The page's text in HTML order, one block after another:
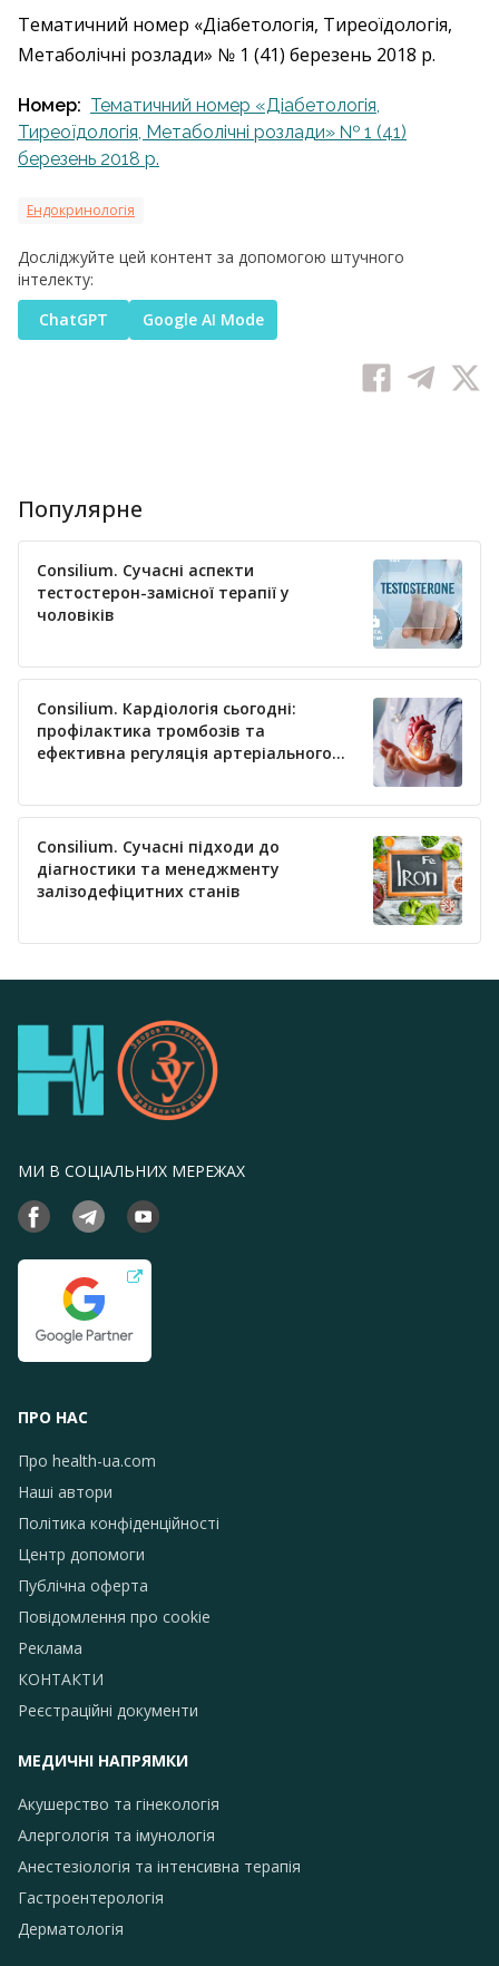
Тематичний номер «Діабетологія, Тиреоїдологія,
Метаболічні розлади» № 1 (41) березень 2018 р.
Номер: Тематичний номер «Діабетологія,
Тиреоїдологія, Метаболічні розлади» № 1 (41)
березень 2018 р.
Ендокринологія
Досліджуйте цей контент за допомогою штучного
інтелекту:
ChatGPT
Google AI Mode
Популярне
Consilium. Сучасні аспекти
тестостерон-замісної терапії у
чоловіків
Consilium. Кардіологія сьогодні:
профілактика тромбозів та
ефективна регуляція артеріального
Consilium. Сучасні підходи до
діагностики та менеджменту
залізодефіцитних станів
МИ В СОЦІАЛЬНИХ МЕРЕЖАХ
ПРО НАС
Про health-ua.com
Наші автори
Політика конфіденційності
Центр допомоги
Публічна оферта
Повідомлення про сookie
Реклама
КОНТАКТИ
Реєстраційні документи
МЕДИЧНІ НАПРЯМКИ
Акушерство та гінекологія
Алергологія та імунологія
Анестезіологія та інтенсивна терапія
Гастроентерологія
Дерматологія